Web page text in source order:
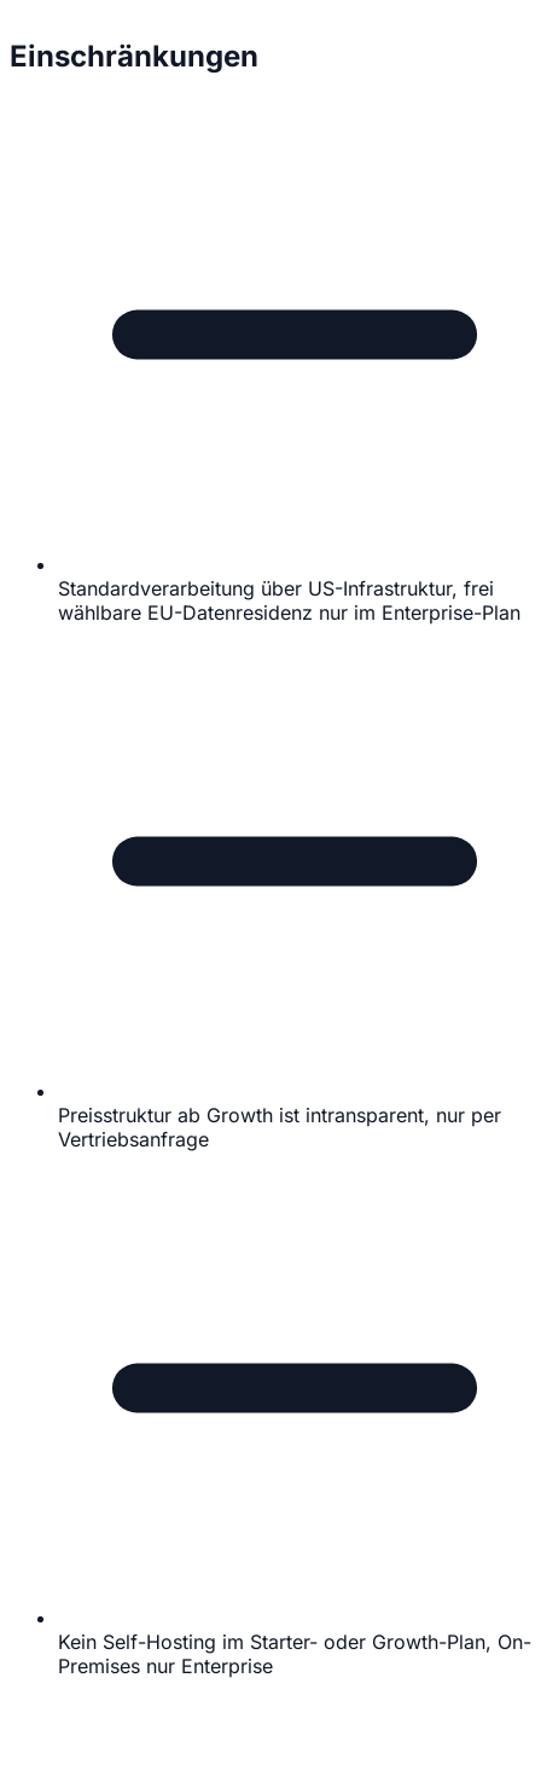
Einschränkungen
Standardverarbeitung über US-Infrastruktur, frei
wählbare EU-Datenresidenz nur im Enterprise-Plan
Preisstruktur ab Growth ist intransparent, nur per
Vertriebsanfrage
Kein Self-Hosting im Starter- oder Growth-Plan, On-
Premises nur Enterprise